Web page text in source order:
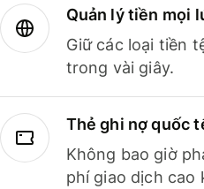
Quản lý tiền mọi
Giữ các loại tiền
trong vài giây.
Thẻ ghi nợ quốc
Không bao giờ
phí giao dịch cao